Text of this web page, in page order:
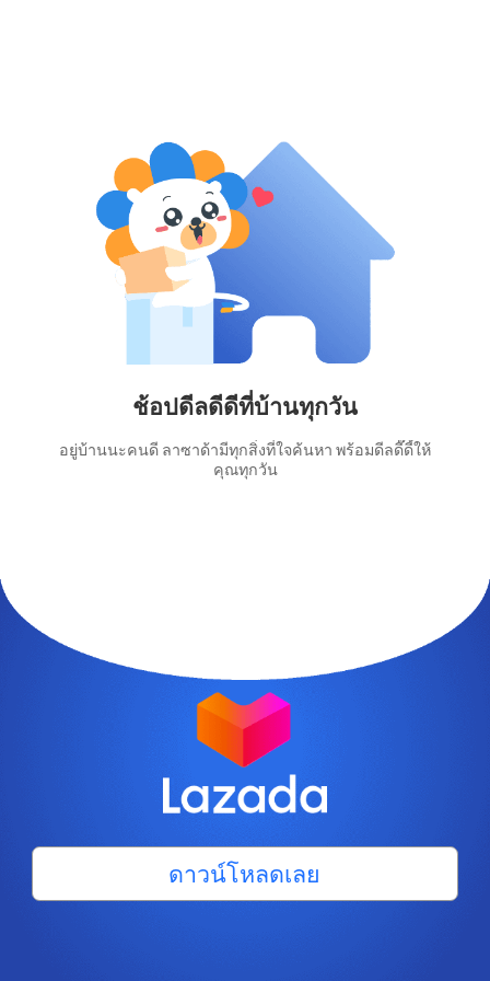
ช้อปดีลดีดีที่บ้านทุกวัน
อยู่บ้านนะคนดี ลาซาด้ามีทุกสิ่งที่ใจค้นหา พร้อมดีลดี๊ดี้ให้
คุณทุกวัน
ดาวน์โหลดเลย